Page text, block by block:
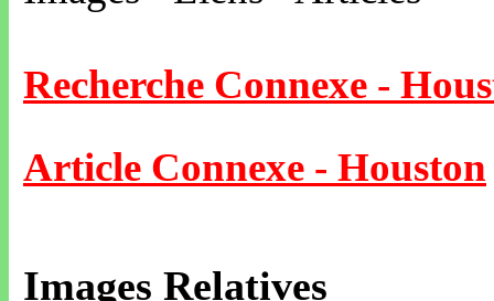
Recherche Connexe -
Article Connexe - Houston
Images Relatives